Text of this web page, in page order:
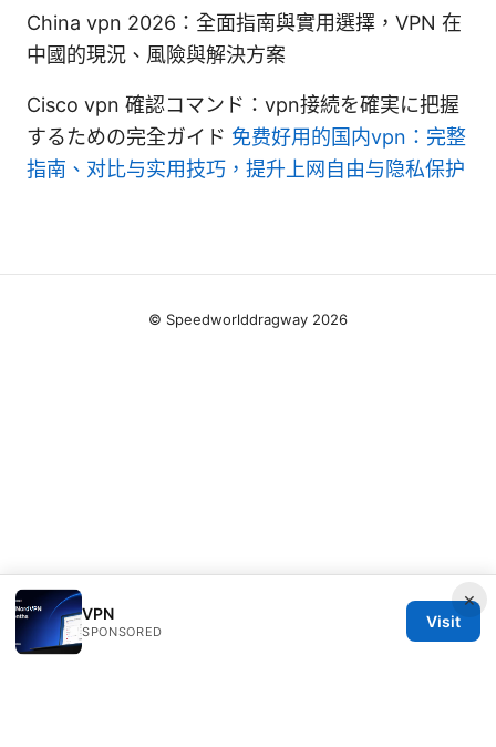
China vpn 2026：全面指南與實用選擇，VPN 在
中國的現況、風險與解決方案
Cisco vpn 確認コマンド：vpn接続を確実に把握
するための完全ガイド 免费好用的国内vpn：完整
指南、对比与实用技巧，提升上网自由与隐私保护
×
VPN
SPONSORED
Visit
© Speedworlddragway 2026